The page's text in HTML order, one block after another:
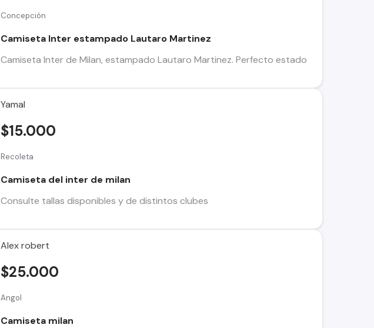
Concepción
Camiseta Inter estampado Lautaro Martinez
Camiseta Inter de Milan, estampado Lautaro Martinez. Perfecto estado
Yamal
Recoleta
Camiseta del inter de milan
Consulte tallas disponibles y de distintos clubes
$15.000
Alex robert
Angol
Camiseta milan
$25.000